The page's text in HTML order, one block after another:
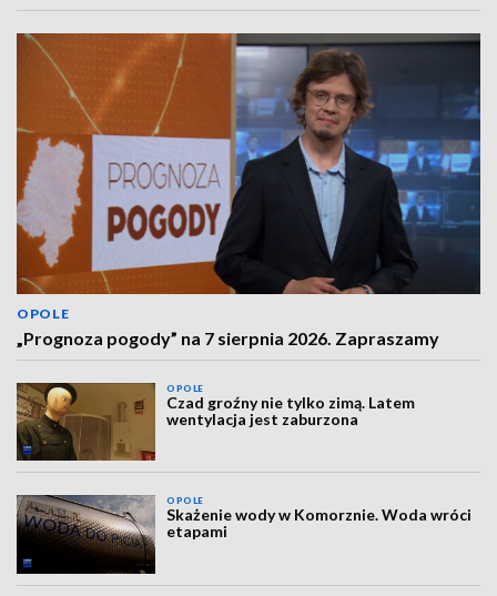
OPOLE
„Prognoza pogody” na 7 sierpnia 2026. Zapraszamy
OPOLE
Czad groźny nie tylko zimą. Latem
wentylacja jest zaburzona
OPOLE
Skażenie wody w Komorznie. Woda wróci
etapami